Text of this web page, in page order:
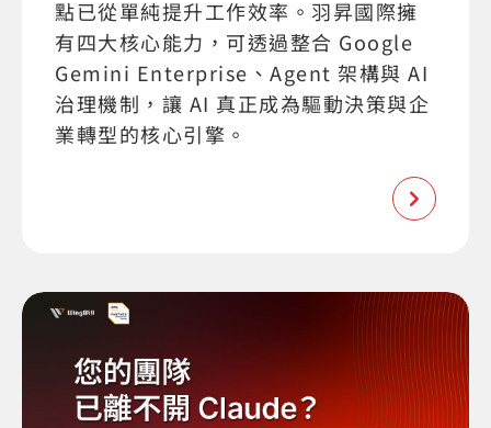
點已從單純提升工作效率。羽昇國際擁
有四大核心能力，可透過整合 Google
Gemini Enterprise、Agent 架構與 AI
治理機制，讓 AI 真正成為驅動決策與企
業轉型的核心引擎。